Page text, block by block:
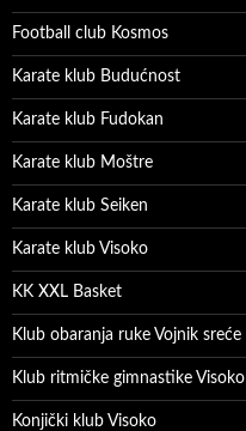
Football club Kosmos
Karate klub Budućnost
Karate klub Fudokan
Karate klub Moštre
Karate klub Seiken
Karate klub Visoko
KK XXL Basket
Klub obaranja ruke Vojnik sreće
Klub ritmičke gimnastike Visoko
Konjički klub Visoko